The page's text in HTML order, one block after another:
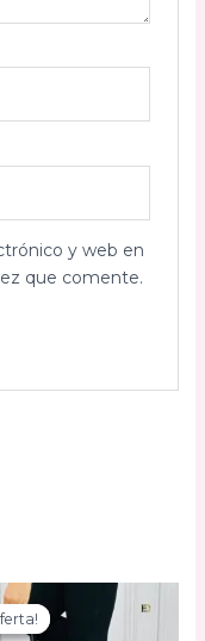
y web en
que comente.